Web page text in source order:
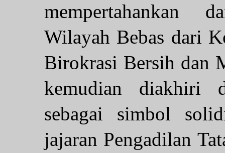
mempertahankan
Wilayah Bebas dari
Birokrasi Bersih dan
kemudian diakhiri
sebagai simbol
jajaran Pengadilan